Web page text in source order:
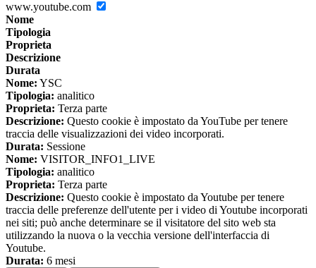
www.youtube.com
Nome
Tipologia
Proprieta
Descrizione
Durata
Nome: YSC
Tipologia: analitico
Proprieta: Terza parte
Descrizione: Questo cookie è impostato da YouTube per tenere
traccia delle visualizzazioni dei video incorporati.
Durata: Sessione
Nome: VISITOR_INFO1_LIVE
Tipologia: analitico
Proprieta: Terza parte
Descrizione: Questo cookie è impostato da Youtube per tenere
traccia delle preferenze dell'utente per i video di Youtube incorporati
nei siti; può anche determinare se il visitatore del sito web sta
utilizzando la nuova o la vecchia versione dell'interfaccia di
Youtube.
Durata: 6 mesi